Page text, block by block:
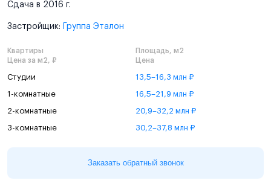
Сдача в 2016 г.
Застройщик: Группа Эталон
Квартиры
Площадь, м2
Цена за м2, ₽
Цена
Студии 13,5–16,3 млн ₽
1-комнатные 16,5–21,9 млн ₽
2-комнатные 20,9–32,2 млн ₽
3-комнатные 30,2–37,8 млн ₽
Заказать обратный звонок